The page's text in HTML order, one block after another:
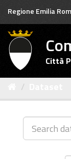
Salta
contenuto
Regione Emilia
Città